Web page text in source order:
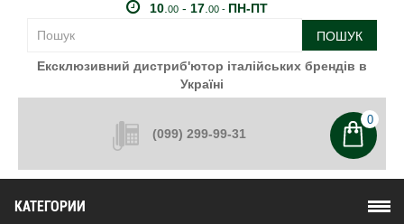
10. 00- 17. 00 - ПН-ПТ
ПОШУК
Ексклюзивний дистриб'ютор італійських брендів в
Україні
(099) 299-99-31
0
КАТЕГОРИИ